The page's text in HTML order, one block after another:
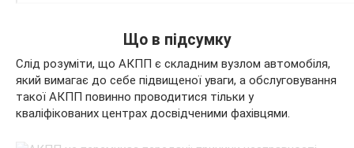
Що в підсумку
Слід розуміти, що АКПП є складним вузлом автомобіля,
який вимагає до себе підвищеної уваги, а обслуговування
такої АКПП повинно проводитися тільки у
кваліфікованих центрах досвідченими фахівцями.